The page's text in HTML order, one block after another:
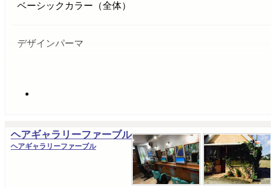
ベーシックカラー（全体）
デザインパーマ
ヘアギャラリーファーブル
ヘアギャラリーファーブル